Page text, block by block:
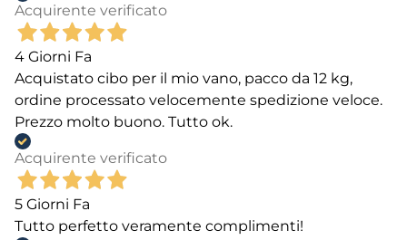
Acquirente verificato
4 Giorni Fa
Acquistato cibo per il mio vano, pacco da 12 kg,
ordine processato velocemente spedizione veloce.
Prezzo molto buono. Tutto ok.
Acquirente verificato
5 Giorni Fa
Tutto perfetto veramente complimenti!